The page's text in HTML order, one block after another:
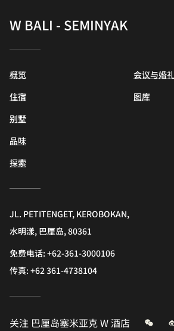
W BALI - SEMINYAK
概览
住宿
别墅
品味
探索
会议与婚
图库
JL. PETITENGET, KEROBOKAN,
水明漾, 巴厘岛, 80361
免费电话:+62-361-3000106
传真:+62 361-4738104
关注 巴厘岛塞米亚克 W 酒店 微信